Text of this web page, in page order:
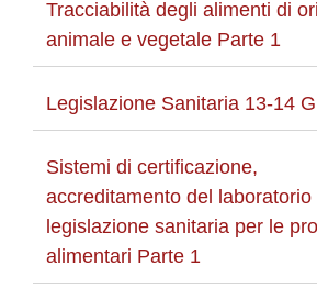
Tracciabilità degli alimenti di
animale e vegetale Parte 1
Legislazione Sanitaria 13-14
Sistemi di certificazione,
accreditamento del laboratorio
legislazione sanitaria per le
alimentari Parte 1